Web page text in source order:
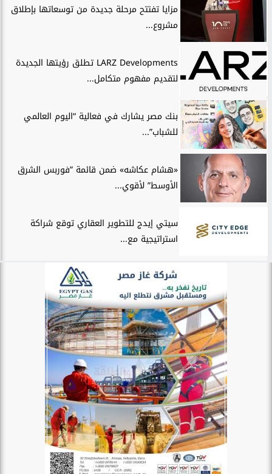
مزايا تفتتح مرحلة جديدة من توسعاتها بإطلاق
مشروع...
LARZ Developments تطلق رؤيتها الجديدة
لتقديم مفهوم متكامل...
بنك مصر يشارك في فعالية “اليوم العالمي
للشباب”...
«هشام عكاشه» ضمن قائمة ”فوربس الشرق
الأوسط” لأقوي...
سيتي إيدج للتطوير العقاري توقع شراكة
استراتيجية مع...